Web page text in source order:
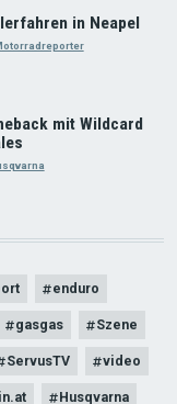
in Neapel
mit Wildcard
enduro
gasgas Szene
ServusTV video
Husqvarna